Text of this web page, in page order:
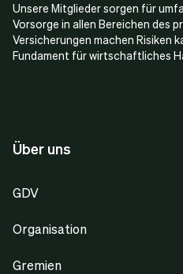
Unsere Mitglieder sorgen für
Vorsorge in allen Bereichen des
Versicherungen machen Risiken
Fundament für wirtschaftliches
Über uns
GDV
Organisation
Gremien